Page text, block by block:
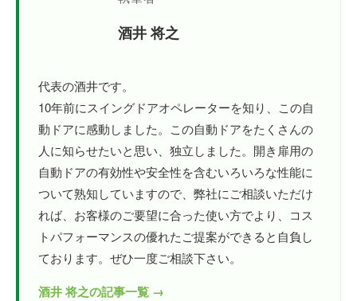
酒井 将之
代表の酒井です。
10年前にスイングドアオペレーターを知り、この自
動ドアに感動しました。この自動ドアをたくさんの
人に知らせたいと思い、独立しました。開き扉用の
自動ドアの有効性や安全性を含むいろいろな性能に
ついて熟知していますので、弊社にご相談いただけ
れば、お客様のご要望に合った使い方でより、コス
トパフォーマンスの優れたご提案ができると自負し
ております。ぜひ一度ご相談下さい。
酒井 将之の記事一覧 →